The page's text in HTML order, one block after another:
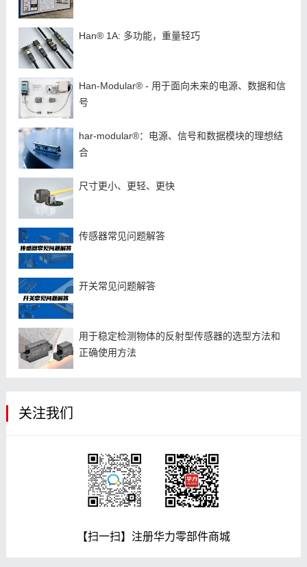
Han® 1A: 多功能，重量轻巧
Han-Modular® - 用于面向未来的电源、数据和信
号
har-modular®：电源、信号和数据模块的理想结
合
尺寸更小、更轻、更快
​传感器常见问题解答
开关常见问题解答
用于稳定检测物体的反射型传感器的选型方法和
正确使用方法
关注我们
【扫一扫】注册华力零部件商城